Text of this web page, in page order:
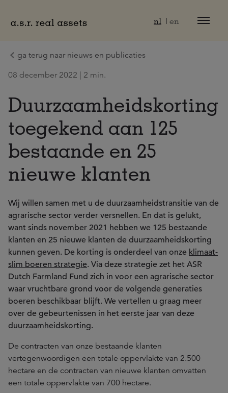
nl en
ga terug naar nieuws en publicaties
08 december 2022 | 2 min.
Duurzaamheidskorting
toegekend aan 125
bestaande en 25
nieuwe klanten
Wij willen samen met u de duurzaamheidstransitie van de
agrarische sector verder versnellen. En dat is gelukt,
want sinds november 2021 hebben we 125 bestaande
klanten en 25 nieuwe klanten de duurzaamheidskorting
kunnen geven. De korting is onderdeel van onze klimaat-
slim boeren strategie. Via deze strategie zet het ASR
Dutch Farmland Fund zich in voor een agrarische sector
waar vruchtbare grond voor de volgende generaties
boeren beschikbaar blijft. We vertellen u graag meer
over de gebeurtenissen in het eerste jaar van deze
duurzaamheidskorting.
De contracten van onze bestaande klanten
vertegenwoordigen een totale oppervlakte van 2.500
hectare en de contracten van nieuwe klanten omvatten
een totale oppervlakte van 700 hectare.